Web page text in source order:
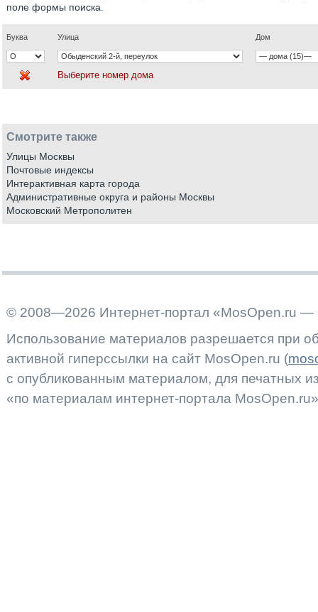
поле формы поиска.
Буква Улица Дом
Выберите номер дома
Смотрите также
Улицы Москвы
Почтовые индексы
Интерактивная карта города
Административные округа и районы Москвы
Московский Метрополитен
© 2008—2026 Интернет-портал «MosOpen.ru —
Использование материалов разрешается при
активной гиперссылки на сайт MosOpen.ru (
с опубликованным материалом, для печатных
«по материалам интернет-портала